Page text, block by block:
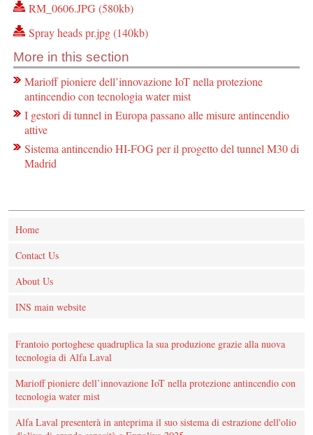
RM_0606.JPG (580kb)
Spray heads pr.jpg (140kb)
More in this section
Marioff pioniere dell’innovazione IoT nella protezione
antincendio con tecnologia water mist
I gestori di tunnel in Europa passano alle misure antincendio
attive
Sistema antincendio HI-FOG per il progetto del tunnel M30 di
Madrid
Home
Contact Us
About Us
INS main website
Frantoio portoghese quadruplica la sua produzione grazie alla nuova
tecnologia di Alfa Laval
Marioff pioniere dell’innovazione IoT nella protezione antincendio con
tecnologia water mist
Alfa Laval presenterà in anteprima il suo sistema di estrazione dell'olio